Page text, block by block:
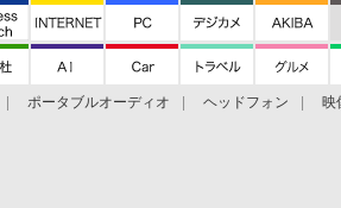
ポータブルオーディオ ヘッドフォン 映